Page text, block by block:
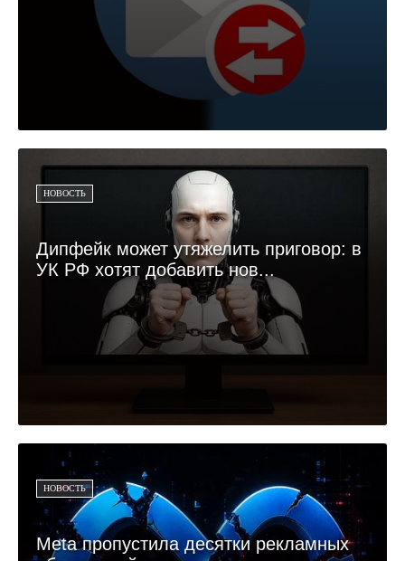
НОВОСТЬ
Дипфейк может утяжелить приговор: в
УК РФ хотят добавить нов...
НОВОСТЬ
Meta пропустила десятки рекламных